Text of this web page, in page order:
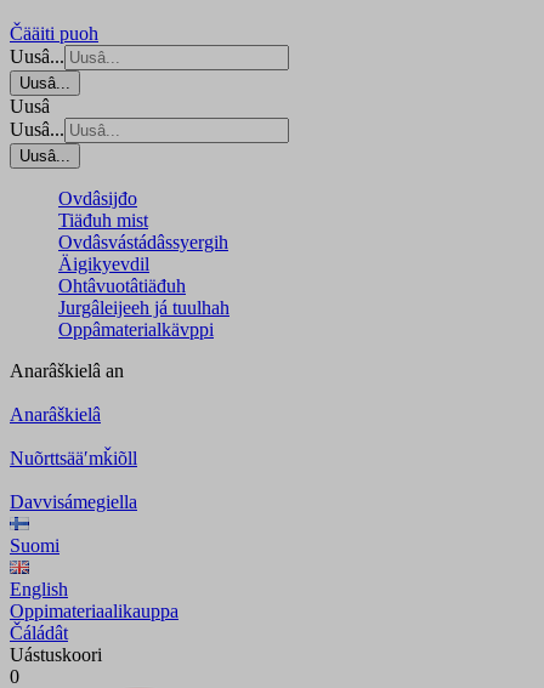
Čääiti puoh
Uusâ...
Uusâ...
Uusâ
Uusâ...
Uusâ...
Ovdâsijđo
Tiäđuh mist
Ovdâsvástádâssyergih
Äigikyevdil
Ohtâvuotâtiäđuh
Jurgâleijeeh já tuulhah
Oppâmaterialkävppi
Anarâškielâ an
Anarâškielâ
Nuõrttsääʹmǩiõll
Davvisámegiella
Suomi
English
Oppimateriaalikauppa
Čáládât
Uástuskoori
0